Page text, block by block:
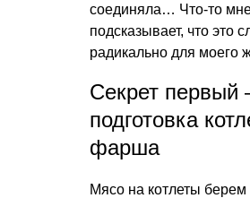
соединяла… Что-то
подсказывает, что это
радикально для моего
Секрет
подготовка
фарша
Мясо на котлеты берем